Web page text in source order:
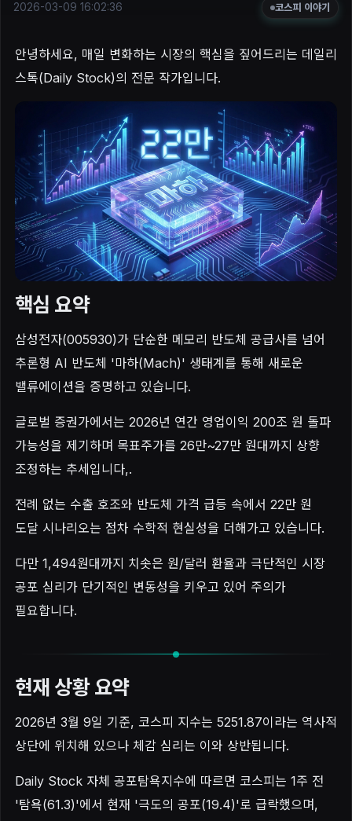
2026-03-09 16:02:36 코스피 이야기
안녕하세요, 매일 변화하는 시장의 핵심을 짚어드리는 데일리
스톡(Daily Stock)의 전문 작가입니다.
핵심 요약
삼성전자(005930)가 단순한 메모리 반도체 공급사를 넘어
추론형 AI 반도체 '마하(Mach)' 생태계를 통해 새로운
밸류에이션을 증명하고 있습니다.
글로벌 증권가에서는 2026년 연간 영업이익 200조 원 돌파
가능성을 제기하며 목표주가를 26만~27만 원대까지 상향
조정하는 추세입니다,.
전례 없는 수출 호조와 반도체 가격 급등 속에서 22만 원
도달 시나리오는 점차 수학적 현실성을 더해가고 있습니다.
다만 1,494원대까지 치솟은 원/달러 환율과 극단적인 시장
공포 심리가 단기적인 변동성을 키우고 있어 주의가
필요합니다.
현재 상황 요약
2026년 3월 9일 기준, 코스피 지수는 5251.87이라는 역사적
상단에 위치해 있으나 체감 심리는 이와 상반됩니다.
Daily Stock 자체 공포탐욕지수에 따르면 코스피는 1주 전
'탐욕(61.3)'에서 현재 '극도의 공포(19.4)'로 급락했으며,